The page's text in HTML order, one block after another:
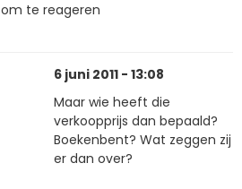
om te reageren
6 juni 2011 - 13:08
Maar wie heeft die
verkoopprijs dan bepaald?
Boekenbent? Wat zeggen zij
er dan over?